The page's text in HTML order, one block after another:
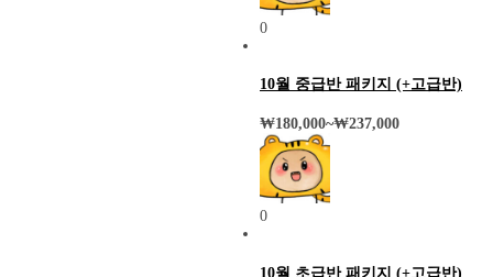
10월 초급반 패키지 (+고급반)
10월 중급반 패키지 (+고급반)
₩180,000~₩237,000
0
0